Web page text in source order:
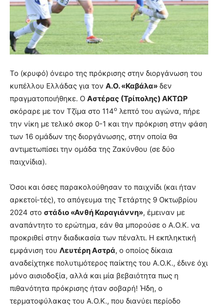
Το (κρυφό) όνειρο της πρόκρισης στην διοργάνωση του
κυπέλλου Ελλάδας για τον Α.Ο. «Καβάλα» δεν
πραγματοποιήθηκε. Ο Αστέρας (Τρίπολης) ΑΚΤΩΡ
σκόραρε με τον Τζίμα στο 114ο λεπτό του αγώνα, πήρε
την νίκη με τελικό σκορ 0-1 και την πρόκριση στην φάση
των 16 ομάδων της διοργάνωσης, στην οποία θα
αντιμετωπίσει την ομάδα της Ζακύνθου (σε δύο
παιχνίδια).
Όσοι και όσες παρακολούθησαν το παιχνίδι (και ήταν
αρκετοί-τές), το απόγευμα της Τετάρτης 9 Οκτωβρίου
2024 στο στάδιο «Ανθή Καραγιάννη», έμειναν με
αναπάντητο το ερώτημα, εάν θα μπορούσε ο Α.Ο.Κ. να
προκριθεί στην διαδικασία των πέναλτι. Η εκπληκτική
εμφάνιση του Λευτέρη Αστρά, ο οποίος δίκαια
αναδείχτηκε πολυτιμότερος παίκτης του Α.Ο.Κ., έδινε όχι
μόνο αισιοδοξία, αλλά και μία βεβαιότητα πως η
πιθανότητα πρόκρισης ήταν σοβαρή! Ήδη, ο
τερματοφύλακας του Α.Ο.Κ., που διανύει περίοδο